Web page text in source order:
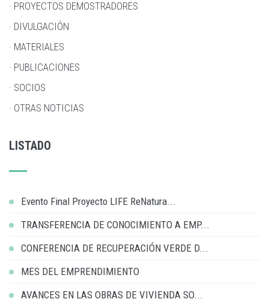
· PROYECTOS DEMOSTRADORES
· DIVULGACIÓN
· MATERIALES
· PUBLICACIONES
· SOCIOS
· OTRAS NOTICIAS
LISTADO
Evento Final Proyecto LIFE ReNatura...
TRANSFERENCIA DE CONOCIMIENTO A EMP...
CONFERENCIA DE RECUPERACIÓN VERDE D...
MES DEL EMPRENDIMIENTO
AVANCES EN LAS OBRAS DE VIVIENDA SO...